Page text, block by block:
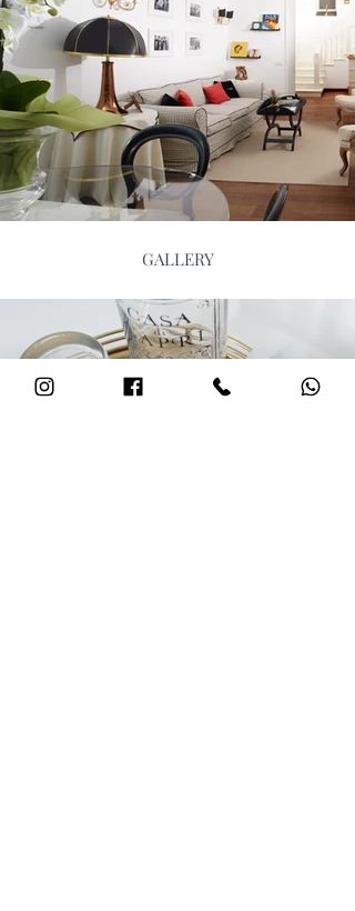
GALLERY